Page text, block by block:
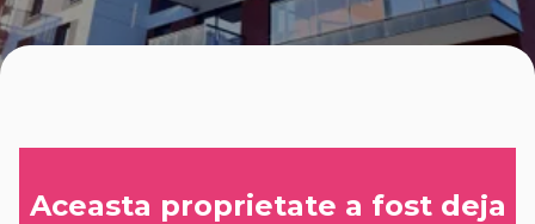
Aceasta proprietate a fost deja